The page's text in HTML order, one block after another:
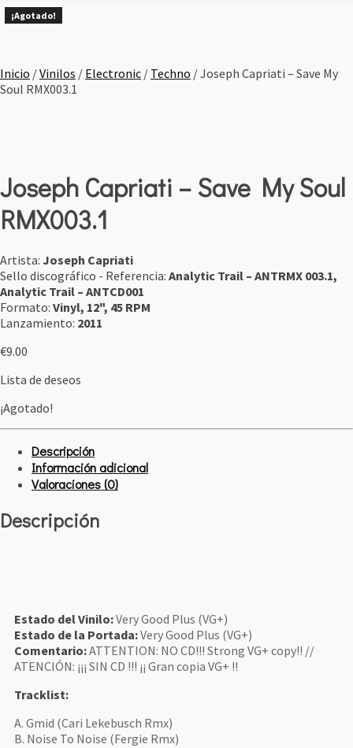
Inicio /Vinilos / Electronic / Techno / Joseph Capriati ‎– Save My
Soul RMX003.1
¡Agotado!
Joseph Capriati ‎– Save My Soul
RMX003.1
Artista: Joseph Capriati ‎
Sello discográfico - Referencia: Analytic Trail ‎– ANTRMX 003.1,
Analytic Trail ‎– ANTCD001
Formato: Vinyl, 12", 45 RPM
Lanzamiento: 2011
€9.00
Lista de deseos
¡Agotado!
Descripción
Información adicional
Valoraciones (0)
Descripción
Estado del Vinilo:Very Good Plus (VG+)
Estado de la Portada:Very Good Plus (VG+)
Comentario:ATTENTION: NO CD!!! Strong VG+ copy!! //
ATENCIÓN: ¡¡¡ SIN CD !!! ¡¡ Gran copia VG+ !!
Tracklist:
A. Gmid (Cari Lekebusch Rmx)
B. Noise To Noise (Fergie Rmx)
¡Agotado!
¡Agotado!
¡Agotado!
¡Agotado!
¡Agotado!
¡Agotado!